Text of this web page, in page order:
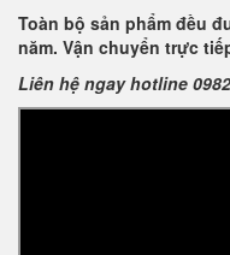
Toàn bộ sản phẩm đều
năm. Vận chuyển trực
Liên hệ ngay hotline